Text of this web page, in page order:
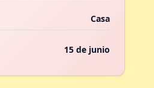
Casa
15 de junio